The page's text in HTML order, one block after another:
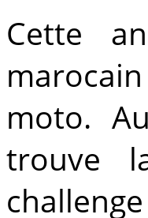
Cette
moto.
trouve